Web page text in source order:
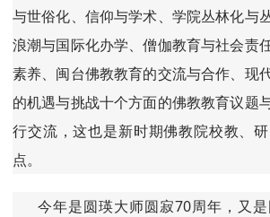
与世俗化、信仰与学术、学院丛林化与
浪潮与国际化办学、僧伽教育与社会责
素养、闽台佛教教育的交流与合作、现
的机遇与挑战十个方面的佛教教育议题
行交流，这也是新时期佛教院校教、
点。
今年是圆瑛大师圆寂70周年，又